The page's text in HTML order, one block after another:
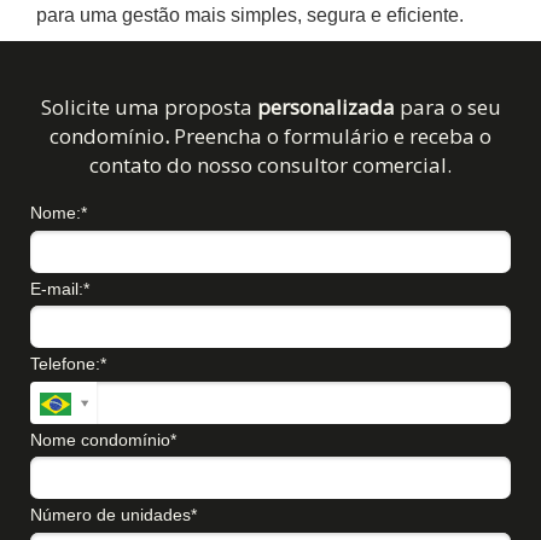
para uma gestão mais simples, segura e eficiente.
Solicite uma proposta personalizada para o seu
condomínio. Preencha o formulário e receba o
contato do nosso consultor comercial.
Nome:*
E-mail:*
Telefone:*
Nome condomínio*
Número de unidades*